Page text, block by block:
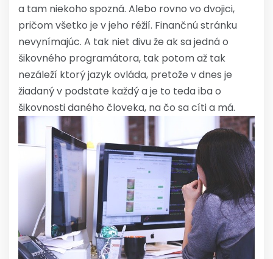
a tam niekoho spozná. Alebo rovno vo dvojici,
pričom všetko je v jeho réžií. Finančnú stránku
nevynímajúc. A tak niet divu že ak sa jedná o
šikovného programátora, tak potom až tak
nezáleží ktorý jazyk ovláda, pretože v dnes je
žiadaný v podstate každý a je to teda iba o
šikovnosti daného človeka, na čo sa cíti a má.